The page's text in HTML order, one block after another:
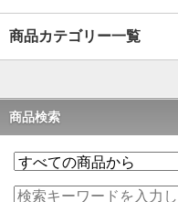
商品カテゴリー一覧
商品検索